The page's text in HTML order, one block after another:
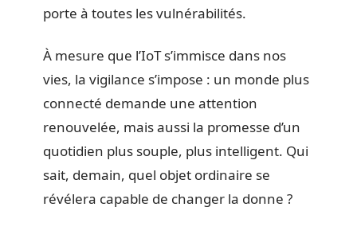
porte à toutes les vulnérabilités.
À mesure que l’IoT s’immisce dans nos
vies, la vigilance s’impose : un monde plus
connecté demande une attention
renouvelée, mais aussi la promesse d’un
quotidien plus souple, plus intelligent. Qui
sait, demain, quel objet ordinaire se
révélera capable de changer la donne ?